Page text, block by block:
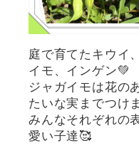
庭で育てたキウイ
イモ、インゲン💚
ジャガイモは花の
たいな実までつけ
みんなそれぞれの
愛い子達🥰